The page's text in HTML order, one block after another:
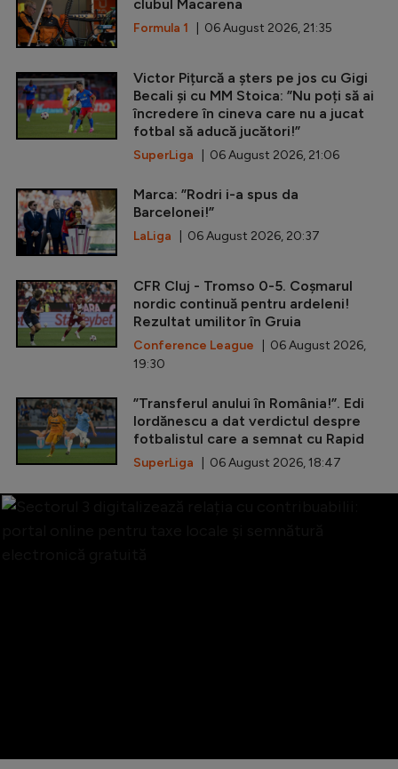
clubul Macarena
Formula 1 | 06 August 2026, 21:35
Victor Pițurcă a șters pe jos cu Gigi
Becali și cu MM Stoica: ”Nu poți să ai
încredere în cineva care nu a jucat
fotbal să aducă jucători!”
SuperLiga | 06 August 2026, 21:06
Marca: ”Rodri i-a spus da
Barcelonei!”
LaLiga | 06 August 2026, 20:37
CFR Cluj - Tromso 0-5. Coșmarul
nordic continuă pentru ardeleni!
Rezultat umilitor în Gruia
Conference League | 06 August 2026,
19:30
”Transferul anului în România!”. Edi
Iordănescu a dat verdictul despre
fotbalistul care a semnat cu Rapid
SuperLiga | 06 August 2026, 18:47